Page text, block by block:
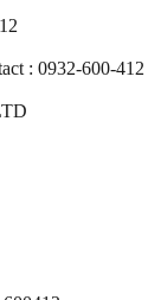
: 0932-600-412